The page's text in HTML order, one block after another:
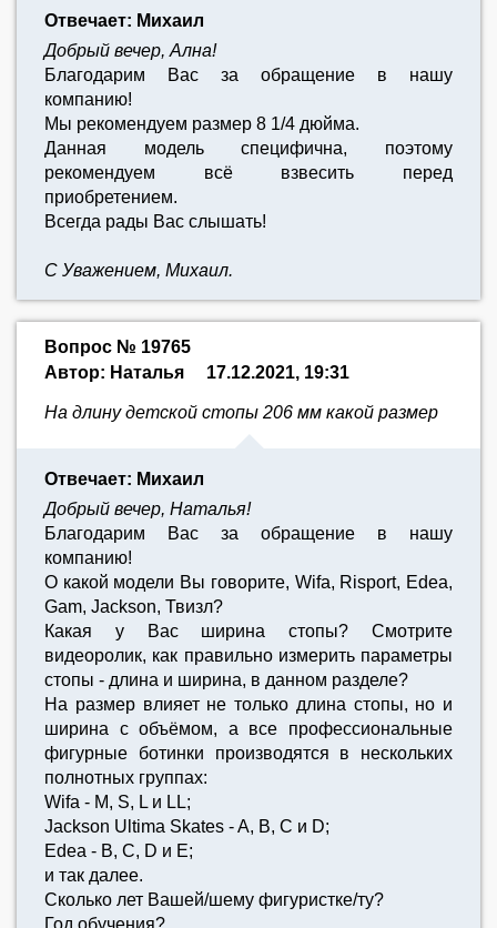
Отвечает: Михаил
Добрый вечер, Ална!
Благодарим Вас за обращение в нашу
компанию!
Мы рекомендуем размер 8 1/4 дюйма.
Данная модель специфична, поэтому
рекомендуем всё взвесить перед
приобретением.
Всегда рады Вас слышать!
С Уважением, Михаил.
Вопрос № 19765
Автор: Наталья
17.12.2021, 19:31
На длину детской стопы 206 мм какой размер
Отвечает: Михаил
Добрый вечер, Наталья!
Благодарим Вас за обращение в нашу
компанию!
О какой модели Вы говорите, Wifa, Risport, Edea,
Gam, Jackson, Твизл?
Какая у Вас ширина стопы? Смотрите
видеоролик, как правильно измерить параметры
стопы - длина и ширина, в данном разделе?
На размер влияет не только длина стопы, но и
ширина с объёмом, а все профессиональные
фигурные ботинки производятся в нескольких
полнотных группах:
Wifa - M, S, L и LL;
Jackson Ultima Skates - A, B, C и D;
Edea - B, C, D и E;
и так далее.
Сколько лет Вашей/шему фигуристке/ту?
Год обучения?